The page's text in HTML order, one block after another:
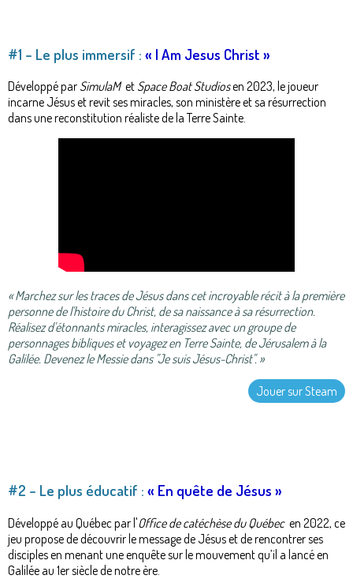
#1 – Le plus immersif : « I Am Jesus Christ »
Développé par SimulaMet Space Boat Studiosen 2023, le joueur
incarne Jésus et revit ses miracles, son ministère et sa résurrection
dans une reconstitution réaliste de la Terre Sainte.
« Marchez sur les traces de Jésus dans cet incroyable récit à la première
personne de l'histoire du Christ, de sa naissance à sa résurrection.
Réalisez d'étonnants miracles, interagissez avec un groupe de
personnages bibliques et voyagez en Terre Sainte, de Jérusalem à la
Galilée. Devenez le Messie dans "Je suis Jésus-Christ". »
Jouer sur Steam
#2 – Le plus éducatif : « En quête de Jésus »
Développé au Québec par l'Office de catéchèse du Québec en 2022, ce
jeu propose de découvrir le message de Jésus et de rencontrer ses
disciples en menant une enquête sur le mouvement qu’il a lancé en
Galilée au 1er siècle de notre ère.